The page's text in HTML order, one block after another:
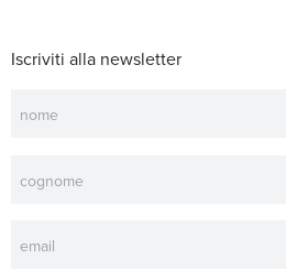
Iscriviti alla newsletter